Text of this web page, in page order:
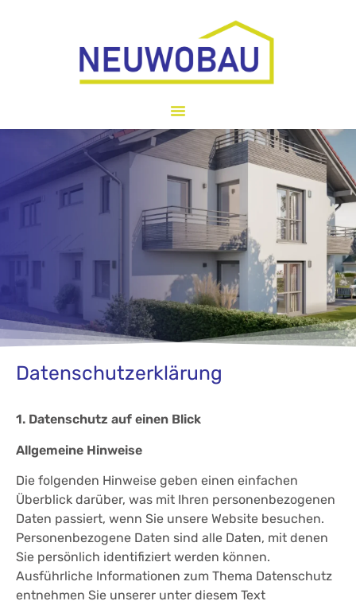
Datenschutzerklärung
1. Datenschutz auf einen Blick
Allgemeine Hinweise
Die folgenden Hinweise geben einen einfachen
Überblick darüber, was mit Ihren personenbezogenen
Daten passiert, wenn Sie unsere Website besuchen.
Personenbezogene Daten sind alle Daten, mit denen
Sie persönlich identifiziert werden können.
Ausführliche Informationen zum Thema Datenschutz
entnehmen Sie unserer unter diesem Text